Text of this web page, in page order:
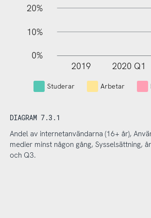
20%
10%
0%
L
2019 2020 Q1
Studerar Arbetar
DIAGRAM 7.3.1
Andel av internetanvändarna (16+ år),
medier minst någon gång, Sysselsättning,
och Q3.